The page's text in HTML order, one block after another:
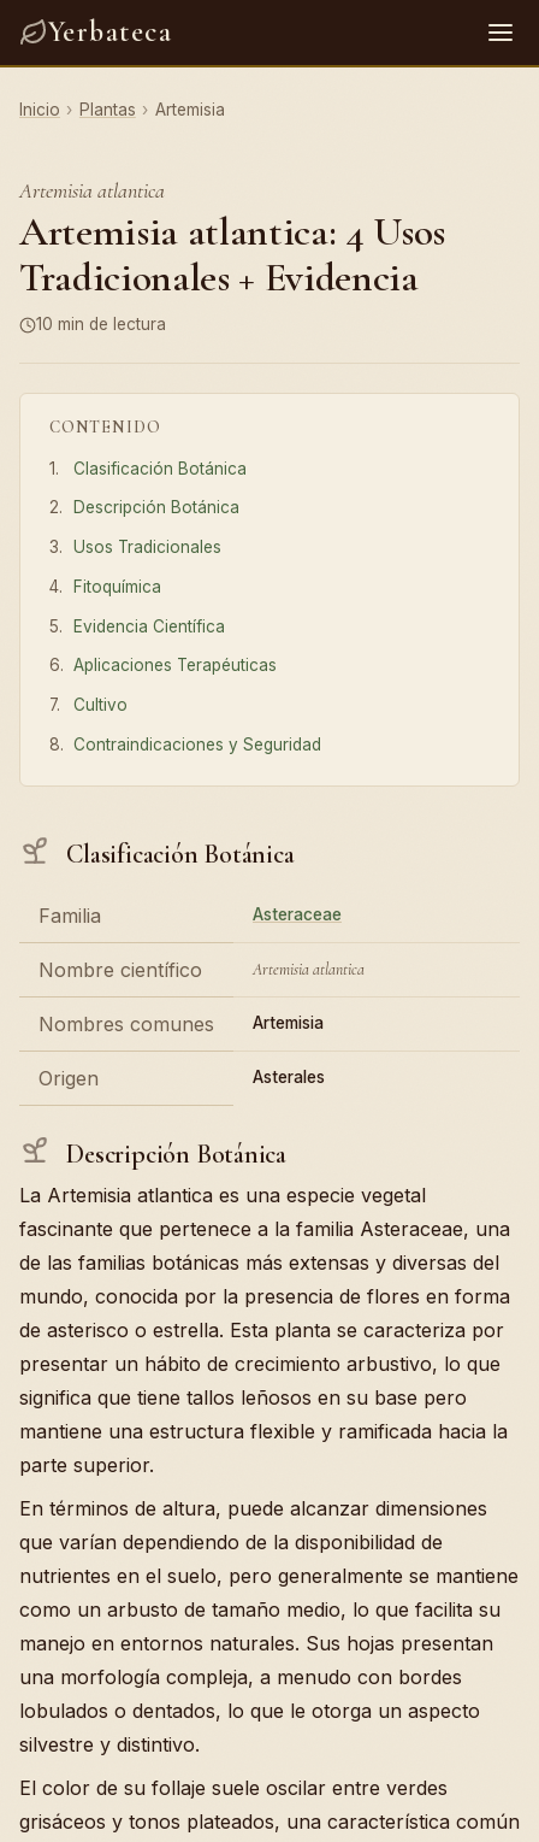
Yerbateca
Inicio › Plantas › Artemisia
Artemisia atlantica
Artemisia atlantica: 4 Usos
Tradicionales + Evidencia
10 min de lectura
CONTENIDO
Clasificación Botánica
Descripción Botánica
Usos Tradicionales
Fitoquímica
Evidencia Científica
Aplicaciones Terapéuticas
Cultivo
Contraindicaciones y Seguridad
Clasificación Botánica
Familia Asteraceae
Nombre científico Artemisia atlantica
Nombres comunes Artemisia
Origen Asterales
Descripción Botánica
La Artemisia atlantica es una especie vegetal
fascinante que pertenece a la familia Asteraceae, una
de las familias botánicas más extensas y diversas del
mundo, conocida por la presencia de flores en forma
de asterisco o estrella. Esta planta se caracteriza por
presentar un hábito de crecimiento arbustivo, lo que
significa que tiene tallos leñosos en su base pero
mantiene una estructura flexible y ramificada hacia la
parte superior.
En términos de altura, puede alcanzar dimensiones
que varían dependiendo de la disponibilidad de
nutrientes en el suelo, pero generalmente se mantiene
como un arbusto de tamaño medio, lo que facilita su
manejo en entornos naturales. Sus hojas presentan
una morfología compleja, a menudo con bordes
lobulados o dentados, lo que le otorga un aspecto
silvestre y distintivo.
El color de su follaje suele oscilar entre verdes
grisáceos y tonos plateados, una característica común